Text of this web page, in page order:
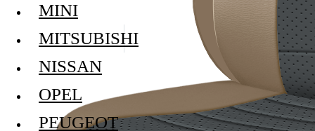
MINI
MITSUBISHI
NISSAN
OPEL
PEUGEOT